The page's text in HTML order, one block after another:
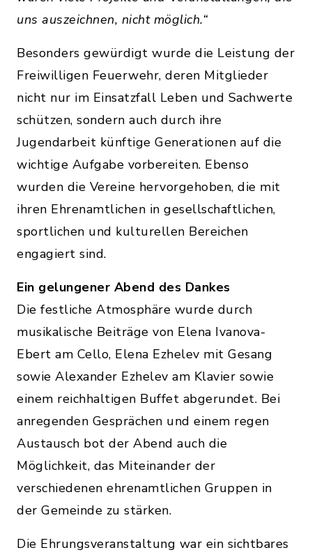
uns auszeichnen, nicht möglich.“
Besonders gewürdigt wurde die Leistung der
Freiwilligen Feuerwehr, deren Mitglieder
nicht nur im Einsatzfall Leben und Sachwerte
schützen, sondern auch durch ihre
Jugendarbeit künftige Generationen auf die
wichtige Aufgabe vorbereiten. Ebenso
wurden die Vereine hervorgehoben, die mit
ihren Ehrenamtlichen in gesellschaftlichen,
sportlichen und kulturellen Bereichen
engagiert sind.
Ein gelungener Abend des Dankes
Die festliche Atmosphäre wurde durch
musikalische Beiträge von Elena Ivanova-
Ebert am Cello, Elena Ezhelev mit Gesang
sowie Alexander Ezhelev am Klavier sowie
einem reichhaltigen Buffet abgerundet. Bei
anregenden Gesprächen und einem regen
Austausch bot der Abend auch die
Möglichkeit, das Miteinander der
verschiedenen ehrenamtlichen Gruppen in
der Gemeinde zu stärken.
Die Ehrungsveranstaltung war ein sichtbares